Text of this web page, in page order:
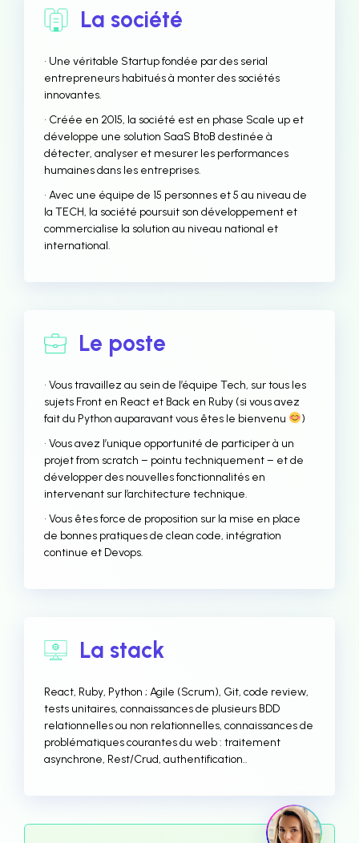
La société
• Une véritable Startup fondée par des serial
entrepreneurs habitués à monter des sociétés
innovantes.
• Créée en 2015, la société est en phase Scale up et
développe une solution SaaS BtoB destinée à
détecter, analyser et mesurer les performances
humaines dans les entreprises.
• Avec une équipe de 15 personnes et 5 au niveau de
la TECH, la société poursuit son développement et
commercialise la solution au niveau national et
international.
Le poste
• Vous travaillez au sein de l’équipe Tech, sur tous les
sujets Front en React et Back en Ruby (si vous avez
fait du Python auparavant vous êtes le bienvenu
)
• Vous avez l’unique opportunité de participer à un
projet from scratch – pointu techniquement – et de
développer des nouvelles fonctionnalités en
intervenant sur l’architecture technique.
• Vous êtes force de proposition sur la mise en place
de bonnes pratiques de clean code, intégration
continue et Devops.
La stack
React, Ruby, Python ; Agile (Scrum), Git, code review,
tests unitaires, connaissances de plusieurs BDD
relationnelles ou non relationnelles, connaissances de
problématiques courantes du web : traitement
asynchrone, Rest/Crud, authentification..